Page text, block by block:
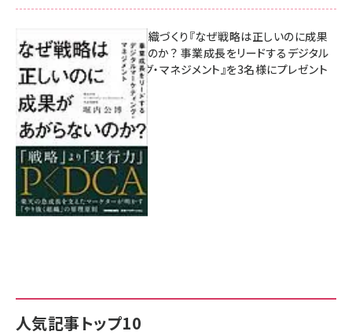
人気記事トップ10
成果を生む組織づくり『なぜ戦略は正しいのに成果
があがらないのか？ 事業成長をリードするデジタル
マーケティング・マネジメント』を3名様にプレゼント
8月7日 10:00